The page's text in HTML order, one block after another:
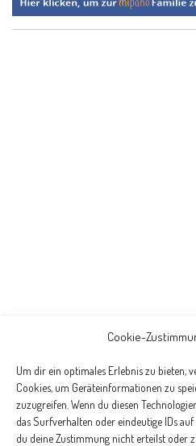
Cookie-
Um dir ein optimales Erlebnis zu bieten,
Cookies, um Geräteinformationen zu
zuzugreifen. Wenn du diesen
das Surfverhalten oder eindeutige IDs
du deine Zustimmung nicht erteilst oder